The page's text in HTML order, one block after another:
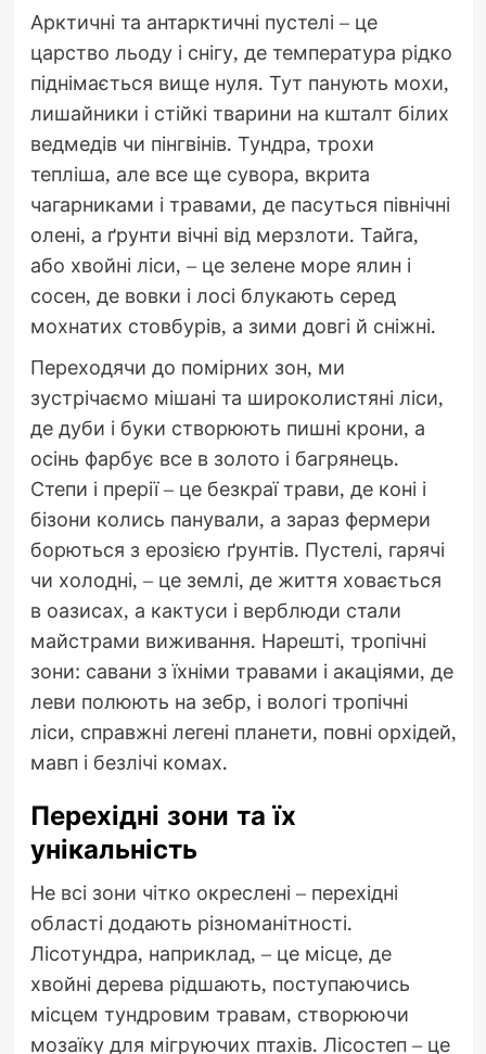
Арктичні та антарктичні пустелі – це
царство льоду і снігу, де температура рідко
піднімається вище нуля. Тут панують мохи,
лишайники і стійкі тварини на кшталт білих
ведмедів чи пінгвінів. Тундра, трохи
тепліша, але все ще сувора, вкрита
чагарниками і травами, де пасуться північні
олені, а ґрунти вічні від мерзлоти. Тайга,
або хвойні ліси, – це зелене море ялин і
сосен, де вовки і лосі блукають серед
мохнатих стовбурів, а зими довгі й сніжні.
Переходячи до помірних зон, ми
зустрічаємо мішані та широколистяні ліси,
де дуби і буки створюють пишні крони, а
осінь фарбує все в золото і багрянець.
Степи і прерії – це безкраї трави, де коні і
бізони колись панували, а зараз фермери
борються з ерозією ґрунтів. Пустелі, гарячі
чи холодні, – це землі, де життя ховається
в оазисах, а кактуси і верблюди стали
майстрами виживання. Нарешті, тропічні
зони: савани з їхніми травами і акаціями, де
леви полюють на зебр, і вологі тропічні
ліси, справжні легені планети, повні орхідей,
мавп і безлічі комах.
Перехідні зони та їх
унікальність
Не всі зони чітко окреслені – перехідні
області додають різноманітності.
Лісотундра, наприклад, – це місце, де
хвойні дерева рідшають, поступаючись
місцем тундровим травам, створюючи
мозаїку для мігруючих птахів. Лісостеп – це